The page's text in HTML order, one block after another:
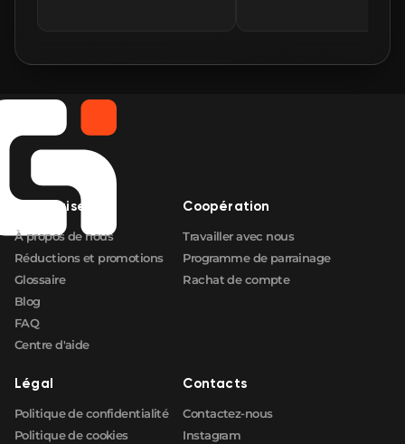
🛒
FN
Entreprise
À propos de nous
Réductions et promotions
Glossaire
Blog
FAQ
Centre d'aide
Coopération
Travailler avec nous
Programme de parrainage
Rachat de compte
Légal
Politique de confidentialité
Politique de cookies
Contacts
Contactez-nous
Instagram